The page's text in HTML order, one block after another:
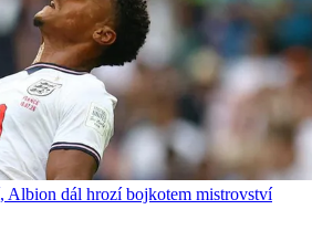
Albion dál hrozí bojkotem mistrovství